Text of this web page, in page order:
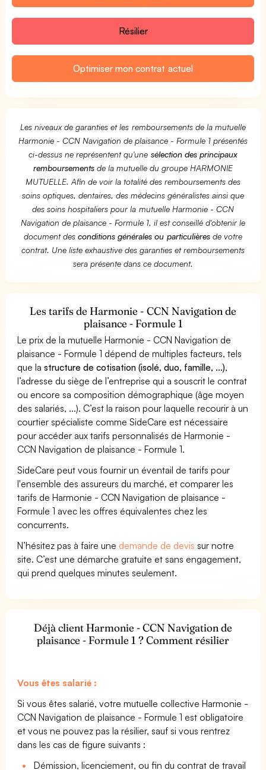
Résilier
Optimiser mon contrat actuel
Les niveaux de garanties et les remboursements de la mutuelle
Harmonie - CCN Navigation de plaisance - Formule 1 présentés
ci-dessus ne représentent qu'une sélection des principaux
remboursementsde la mutuelle du groupe HARMONIE
MUTUELLE. Afin de voir la totalité des remboursements des
soins optiques, dentaires, des médecins généralistes ainsi que
des soins hospitaliers pour la mutuelle Harmonie - CCN
Navigation de plaisance - Formule 1, il est conseillé d'obtenir le
document desconditions générales ou particulièresde votre
contrat. Une liste exhaustive des garanties et remboursements
sera présente dans ce document.
Les tarifs de Harmonie - CCN Navigation de
plaisance - Formule 1
Le prix de la mutuelle Harmonie - CCN Navigation de
plaisance - Formule 1 dépend de multiples facteurs, tels
que lastructure de cotisation (isolé, duo, famille, ...),
l’adresse du siège de l’entreprise qui a souscrit le contrat
ou encore sa composition démographique (âge moyen
des salariés, ...). C’est la raison pour laquelle recourir à un
courtier spécialiste comme SideCare est nécessaire
pour accéder aux tarifs personnalisés de Harmonie -
CCN Navigation de plaisance - Formule 1.
SideCare peut vous fournir un éventail de tarifs pour
l'ensemble des assureurs du marché, et comparer les
tarifs de Harmonie - CCN Navigation de plaisance -
Formule 1 avec les offres équivalentes chez les
concurrents.
N’hésitez pas à faire une demande de devis sur notre
site. C’est une démarche gratuite et sans engagement,
qui prend quelques minutes seulement.
Déjà client Harmonie - CCN Navigation de
plaisance - Formule 1 ? Comment résilier
Vous êtes salarié :
Si vous êtes salarié, votre mutuelle collective Harmonie -
CCN Navigation de plaisance - Formule 1 est obligatoire
et vous ne pouvez pas la résilier, sauf si vous rentrez
dans les cas de figure suivants :
Démission, licenciement, ou fin du contrat de travail